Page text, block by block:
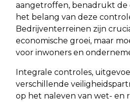
aangetroffen, benadrukt de
het belang van deze
Bedrijventerreinen zijn
economische groei, maar
voor inwoners en
Integrale controles,
verschillende
op het naleven van wet- en